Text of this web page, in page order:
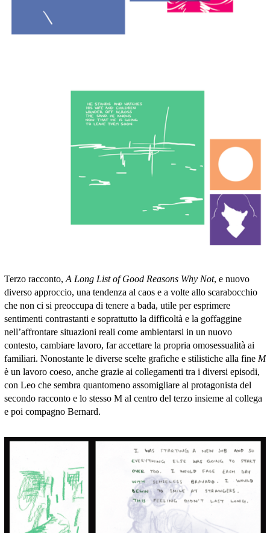
Terzo racconto, A Long List of Good Reasons Why Not, e nuovo
diverso approccio, una tendenza al caos e a volte allo scarabocchio
che non ci si preoccupa di tenere a bada, utile per esprimere
sentimenti contrastanti e soprattutto la difficoltà e la goffaggine
nell’affrontare situazioni reali come ambientarsi in un nuovo
contesto, cambiare lavoro, far accettare la propria omosessualità ai
familiari. Nonostante le diverse scelte grafiche e stilistiche alla fine M
è un lavoro coeso, anche grazie ai collegamenti tra i diversi episodi,
con Leo che sembra quantomeno assomigliare al protagonista del
secondo racconto e lo stesso M al centro del terzo insieme al collega
e poi compagno Bernard.